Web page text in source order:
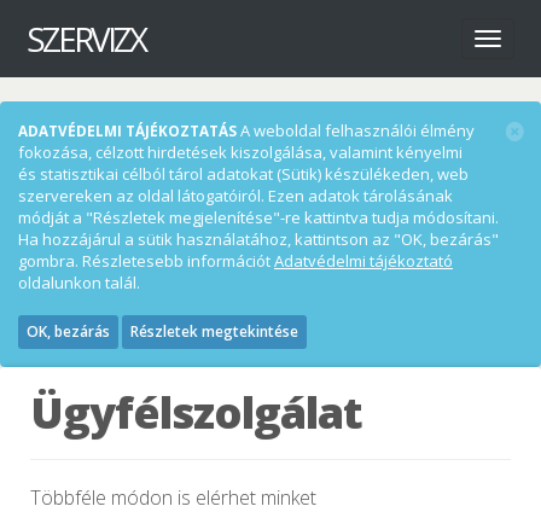
Menü
SZERVIZX
ADATVÉDELMI TÁJÉKOZTATÁSA weboldal felhasználói élmény
fokozása, célzott hirdetések kiszolgálása, valamint kényelmi
és statisztikai célból tárol adatokat (Sütik) készülékeden, web
szervereken az oldal látogatóiról. Ezen adatok tárolásának
módját a "Részletek megjelenítése"-re kattintva tudja módosítani.
Ha hozzájárul a sütik használatához, kattintson az "OK, bezárás"
gombra. Részletesebb információtAdatvédelmi tájékoztató
oldalunkon talál.
OK, bezárás Részletek megtekintése
Ügyfélszolgálat
Többféle módon is elérhet minket